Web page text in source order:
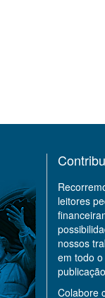
leitores
nossos
em todo
Colabore